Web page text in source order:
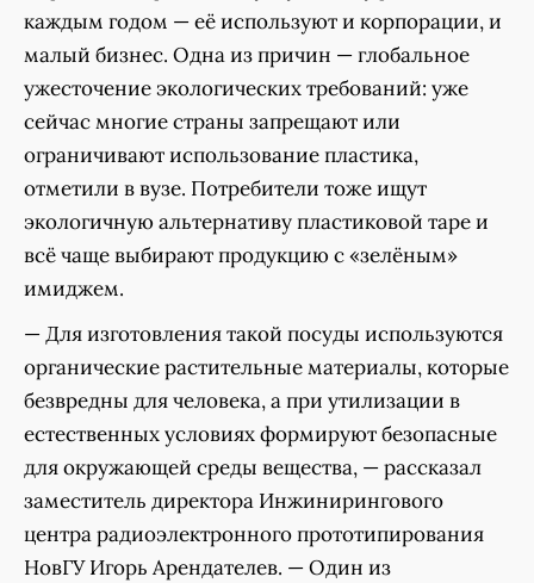
каждым годом — её используют и корпорации, и
малый бизнес. Одна из причин — глобальное
ужесточение экологических требований: уже
сейчас многие страны запрещают или
ограничивают использование пластика,
отметили в вузе. Потребители тоже ищут
экологичную альтернативу пластиковой таре и
всё чаще выбирают продукцию с «зелёным»
имиджем.
— Для изготовления такой посуды используются
органические растительные материалы, которые
безвредны для человека, а при утилизации в
естественных условиях формируют безопасные
для окружающей среды вещества, — рассказал
заместитель директора Инжинирингового
центра радиоэлектронного прототипирования
НовГУ Игорь Арендателев. — Один из